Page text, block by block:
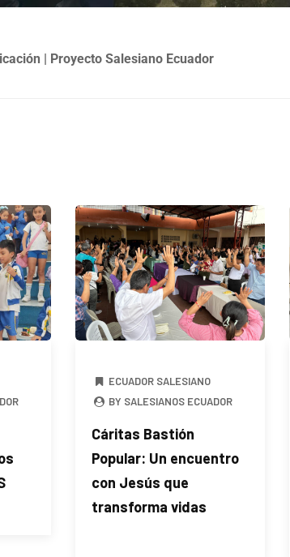
| Proyecto Salesiano Ecuador
ECUADOR SALESIANO
BY SALESIANOS ECUADOR
Cáritas Bastión
Popular: Un encuentro
con Jesús que
transforma vidas